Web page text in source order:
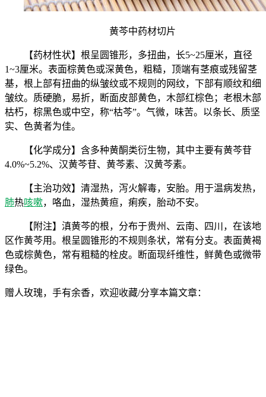
黄芩中药材切片
【药材性状】根呈圆锥形，多扭曲，长5~25厘米，直径
1~3厘米。表面棕黄色或深黄色，粗糙，顶端有茎痕或残留茎
基，根上部有扭曲的纵皱纹或不规则的网纹，下部有顺纹和细
皱纹。质硬脆，易折，断面皮部黄色，木部红棕色；老根木部
枯朽，棕黑色或中空，称“枯芩”。气微，味苦。以条长、质坚
实、色黄者为佳。
【化学成分】含多种黄酮类衍生物，其中主要有黄芩苷
4.0%~5.2%、汉黄芩苷、黄芩素、汉黄芩素。
【主治功效】清湿热，泻火解毒，安胎。用于温病发热，
肺热咳嗽，咯血，湿热黄疸，痢疾，胎动不安。
【附注】滇黄芩的根，分布于贵州、云南、四川，在该地
区作黄芩用。根呈圆锥形的不规则条状，常有分支。表面黄褐
色或棕黄色，常有粗糙的栓皮。断面现纤维性，鲜黄色或微带
绿色。
赠人玫瑰，手有余香，欢迎收藏/分享本篇文章：